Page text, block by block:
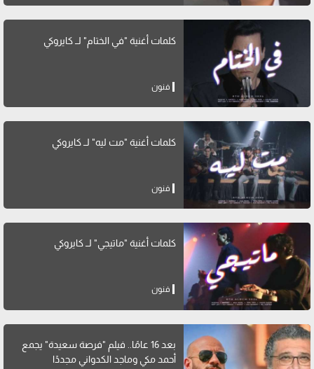
كلمات أغنية "في الختام" لــ كايروكي
فنون
كلمات أغنية "مت ليه" لــ كايروكي
فنون
كلمات أغنية "ماتيجي" لــ كايروكي
فنون
بعد 16 عامًا.. فيلم "فرصة سعيدة" يجمع
أحمد مكي وماجد الكدواني مجددًا